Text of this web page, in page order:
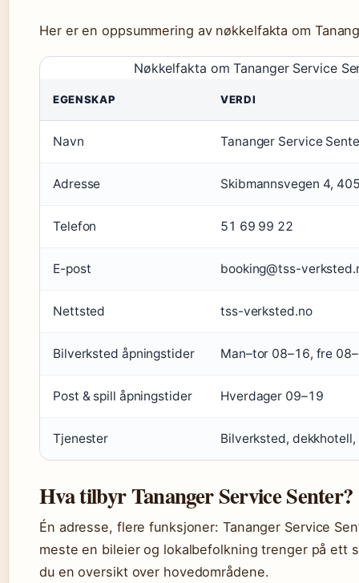
Her er en oppsummering av nøkkelfakta om
Nøkkelfakta om Tananger Service
EGENSKAP VERDI
Navn Tananger Service
Adresse Skibmannsvegen 4,
Telefon 51 69 99 22
E-post booking@tss-
Nettsted tss-verksted.no
Bilverksted åpningstider Man–tor 08–16, fre
Post & spill åpningstider Hverdager 09–19
Tjenester Bilverksted,
Hva tilbyr Tananger Service Senter?
Én adresse, flere funksjoner: Tananger Service
meste en bileier og lokalbefolkning trenger på ett
du en oversikt over hovedområdene.